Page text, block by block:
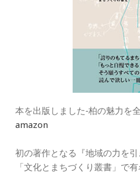
本を出版しました‐柏の魅力を
amazon
初の著作となる『地域の力を
「文化とまちづくり叢書」で